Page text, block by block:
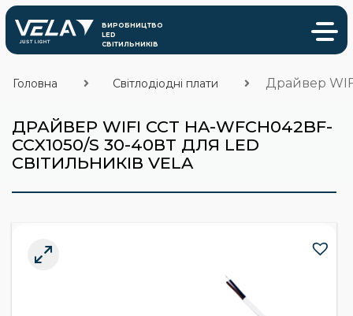
ДРАЙВЕР WIFI CCT HA-WFCH042BF-
CCX1050/S 30-40ВТ ДЛЯ LED
СВІТИЛЬНИКІВ VELA
Головна Світлодіодні плати Драйвер